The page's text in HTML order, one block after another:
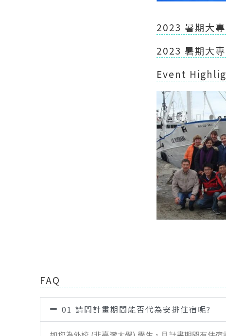
2023 暑期大
2023 暑期大
Event
FAQ
01 請問計畫期間能否代為安排住宿呢?